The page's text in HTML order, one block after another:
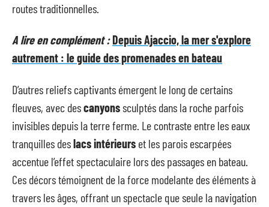
routes traditionnelles.
A lire en complément :Depuis Ajaccio, la mer s'explore
autrement : le guide des promenades en bateau
D’autres reliefs captivants émergent le long de certains
fleuves, avec descanyonssculptés dans la roche parfois
invisibles depuis la terre ferme. Le contraste entre les eaux
tranquilles deslacs intérieurs et les parois escarpées
accentue l’effet spectaculaire lors des passages en bateau.
Ces décors témoignent de la force modelante des éléments à
travers les âges, offrant un spectacle que seule la navigation